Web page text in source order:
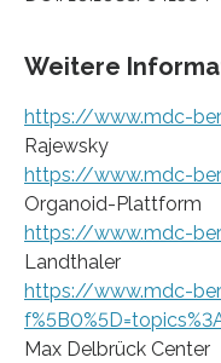
Weitere
https://www.mdc-
Rajewsky
https://www.mdc-
Organoid-Plattform
https://www.mdc-
Landthaler
https://www.mdc-
Max Delbrück Center